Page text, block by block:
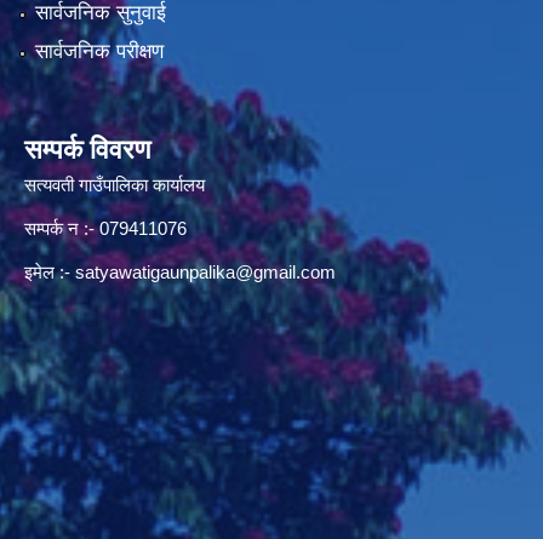
सार्वजनिक सुनुवाई
सार्वजनिक परीक्षण
सम्पर्क विवरण
सत्यवती गाउँपालिका कार्यालय
सम्पर्क न‌ :- 079411076
इमेल :- satyawatigaunpalika@gmail.com